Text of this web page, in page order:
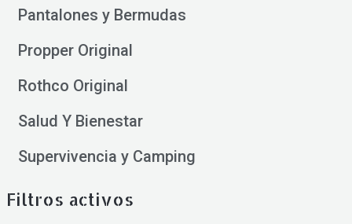
Pantalones y Bermudas
Propper Original
Rothco Original
Salud Y Bienestar
Supervivencia y Camping
Filtros activos